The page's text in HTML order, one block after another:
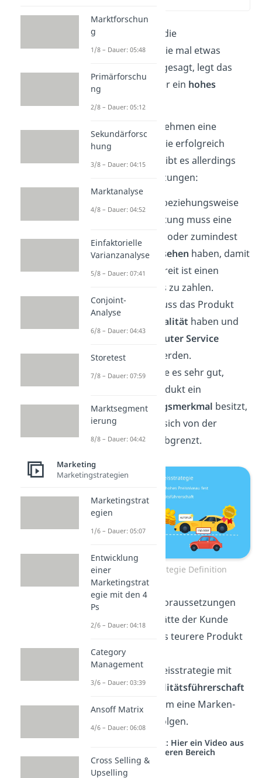
Schauen wir uns die
Hochpreisstrategie mal etwas
genauer an. Wie gesagt, legt das
Unternehmen hier ein hohes
Preisniveau
Damit ein Unternehmen eine
Hochpreisstrategie erfolgreich
verfolgen kann, gibt es allerdings
einige Voraussetzungen:
Das Produkt beziehungsweise
die Dienstleistung muss eine
Marke tragen oder zumindest
einhohes Ansehen haben, damit
der Kunde bereit ist einen
höheren Preis zu zahlen.
Außerdem muss das Produkt
eine
hohe Qualität haben und
guter Service
angeboten werden.
Natürlich wäre es sehr gut,
wenn das Produkt ein
Alleinstellungsmerkmal besitzt,
durch das es sich von der
Konkurrenz abgrenzt.
Hochpreisstrategie Definition
Wären all diese Voraussetzungen
nicht gegeben, hätte der Kunde
keinen Anreiz, das teurere Produkt
zu kaufen.
Oft wird diese Preisstrategie mit
dem Ziel derQualitätsführerschaft
eingesetzt oder um eine Marken-
Strategie zu verfolgen.
Studyflix vernetzt: Hier ein Video aus
einem anderen Bereich
Marktforschun
g
1/8 – Dauer: 05:48
Primärforschu
ng
2/8 – Dauer: 05:12
Sekundärforsc
hung
3/8 – Dauer: 04:15
Marktanalyse
4/8 – Dauer: 04:52
Einfaktorielle
Varianzanalyse
5/8 – Dauer: 07:41
Conjoint-
Analyse
6/8 – Dauer: 04:43
Storetest
7/8 – Dauer: 07:59
Marktsegment
ierung
8/8 – Dauer: 04:42
Marketing
Marketingstrategien
Marketingstrat
egien
1/6 – Dauer: 05:07
Entwicklung
einer
Marketingstrat
egie mit den 4
Ps
2/6 – Dauer: 04:18
Category
Management
3/6 – Dauer: 03:39
Ansoff Matrix
4/6 – Dauer: 06:08
Cross Selling &
Upselling